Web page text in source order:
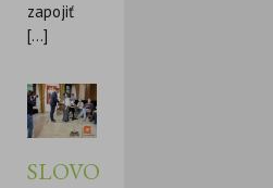
zapojiť
[...]
SLOVO